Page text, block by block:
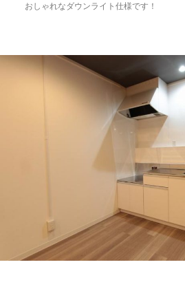
おしゃれなダウンライト仕様です！